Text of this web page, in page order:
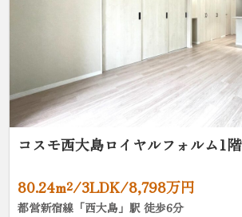
コスモ西大島ロイヤルフォルム1階
80.24m²/3LDK/8,798万円
都営新宿線「西大島」駅 徒歩6分